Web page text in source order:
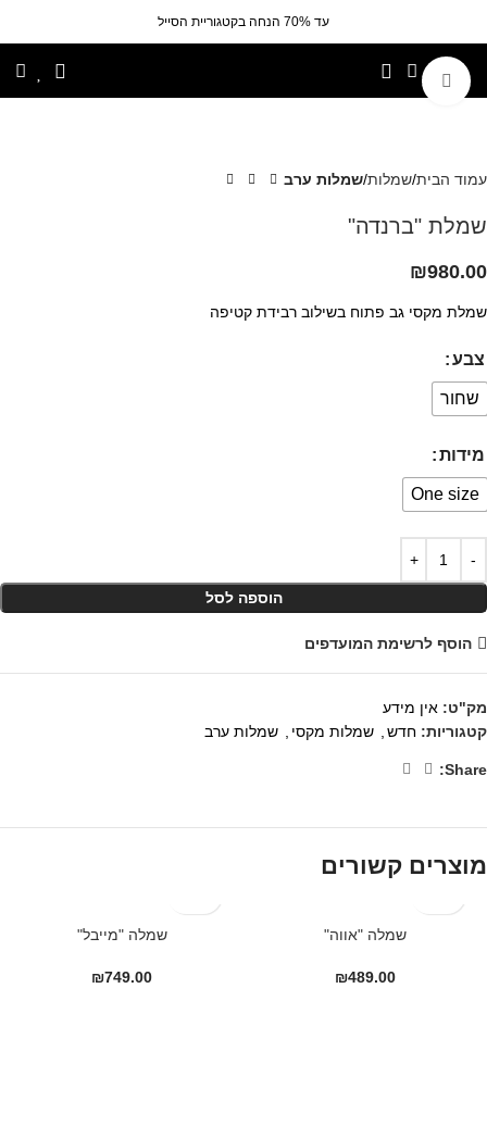
עד 70% הנחה בקטגוריית הסייל
לחצי להגדלה
עמוד הבית שמלות שמלות ערב
שמלת "ברנדה"
₪980.00
שמלת מקסי גב פתוח בשילוב רבידת קטיפה
צבע
שחור
מידות
One size
הוספה לסל
הוסף לרשימת המועדפים
מק"ט: אין מידע
קטגוריות: חדש שמלות מקסי שמלות ערב
Share:
מוצרים קשורים
שמלה "אווה"
₪489.00
שמלה "מייבל"
₪749.00